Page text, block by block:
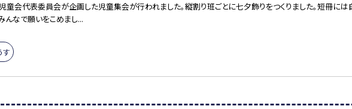
童会代表委員会が企画した児童集会が行われました。縦割り班ごとに七夕飾りをつくりました。短冊に
んなで願いをこめまし...
す